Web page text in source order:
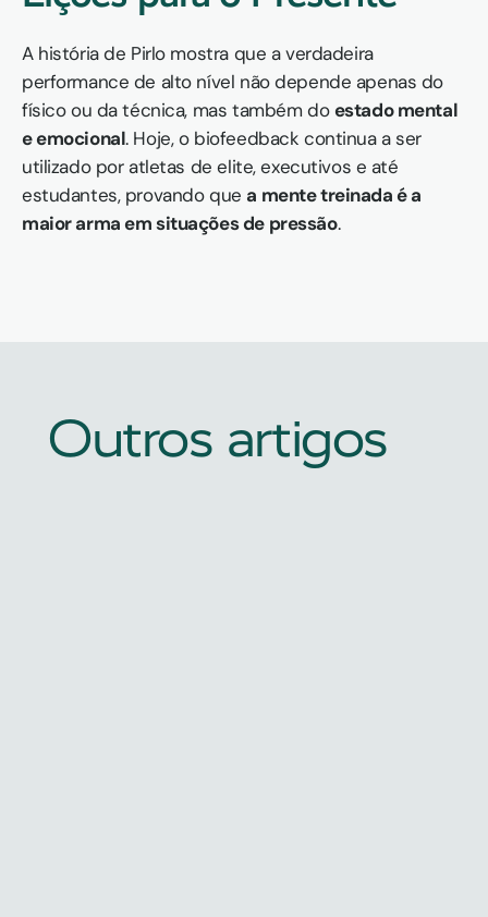
A história de Pirlo mostra que a verdadeira
performance de alto nível não depende apenas do
físico ou da técnica, mas também do estado mental
e emocional. Hoje, o biofeedback continua a ser
utilizado por atletas de elite, executivos e até
estudantes, provando que a mente treinada é a
maior arma em situações de pressão.
Outros artigos